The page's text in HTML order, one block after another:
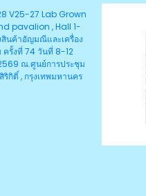
V25-27 Lab Grown
pavalion , Hall 1-
นค้าอัญมณีและเครื่อง
ครั้งที่ 74 วันที่ 8-12
ณ.ศูนย์การประชุม
ริกิติ์ , กรุงเทพมหานคร